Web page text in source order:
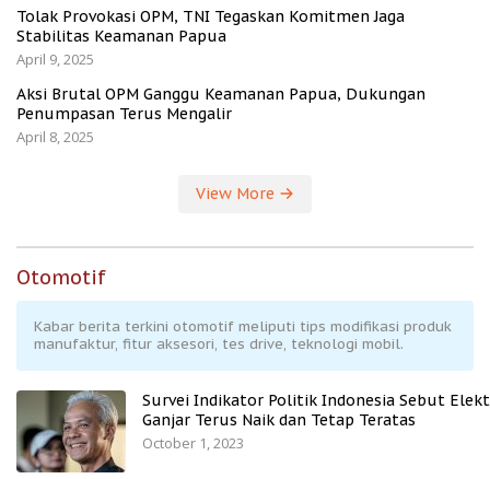
Tolak Provokasi OPM, TNI Tegaskan Komitmen Jaga
Stabilitas Keamanan Papua
April 9, 2025
Aksi Brutal OPM Ganggu Keamanan Papua, Dukungan
Penumpasan Terus Mengalir
April 8, 2025
View More
Otomotif
Kabar berita terkini otomotif meliputi tips modifikasi produk
manufaktur, fitur aksesori, tes drive, teknologi mobil.
Survei Indikator Politik Indonesia Sebut
Ganjar Terus Naik dan Tetap Teratas
October 1, 2023